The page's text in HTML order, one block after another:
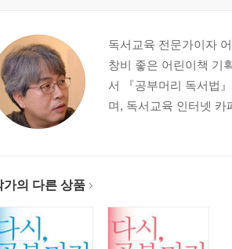
진국이 꿈꾸는 인재 / 조기 교육이 불법인
조기 교육이 뇌에 미치는 영향
리 독서법 6] 책과 친해지는 영유아 독서법
이 우리 아이의 읽기독립을 가로막는가?
읽기독립의 적들
면 바뀌는 입시제도, 흔들리지 않는 대처법
독서교육 전문가이자
창비 좋은 어린이책 기
서 『공부머리 독서법
며, 독서교육 인터넷 카
가의 다른 상품